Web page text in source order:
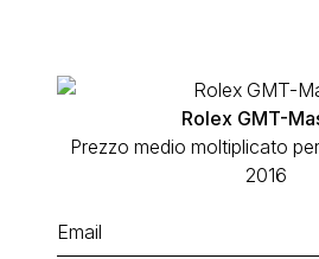
Rolex GMT-
Prezzo medio moltiplicato
2016